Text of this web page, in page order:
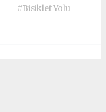
#Bisiklet Yolu